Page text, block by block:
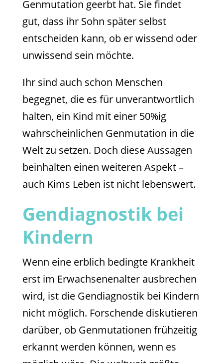
Genmutation geerbt hat. Sie findet
gut, dass ihr Sohn später selbst
entscheiden kann, ob er wissend oder
unwissend sein möchte.
Ihr sind auch schon Menschen
begegnet, die es für unverantwortlich
halten, ein Kind mit einer 50%ig
wahrscheinlichen Genmutation in die
Welt zu setzen. Doch diese Aussagen
beinhalten einen weiteren Aspekt –
auch Kims Leben ist nicht lebenswert.
Gendiagnostik bei
Kindern
Wenn eine erblich bedingte Krankheit
erst im Erwachsenenalter ausbrechen
wird, ist die Gendiagnostik bei Kindern
nicht möglich. Forschende diskutieren
darüber, ob Genmutationen frühzeitig
erkannt werden können, wenn es